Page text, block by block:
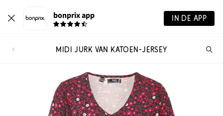
bonprix app IN DE APP
MIDI JURK VAN KATOEN-JERSEY